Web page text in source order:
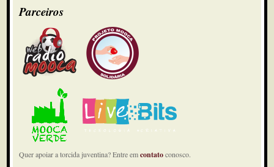
Parceiros
Quer apoiar a torcida juventina? Entre emcontatoconosco.